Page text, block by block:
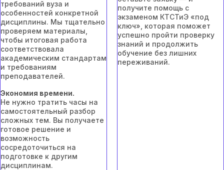
требований вуза и
особенностей конкретной
дисциплины. Мы тщательно
проверяем материалы,
чтобы итоговая работа
соответствовала
академическим стандартам
и требованиям
преподавателей.
Экономия времени.
Не нужно тратить часы на
самостоятельный разбор
сложных тем. Вы получаете
готовое решение и
возможность
сосредоточиться на
подготовке к другим
дисциплинам.
получите помощь с
экзаменом КТСТиЭ «под
ключ», которая поможет
успешно пройти проверку
знаний и продолжить
обучение без лишних
переживаний.